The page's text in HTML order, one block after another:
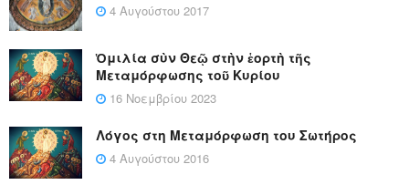
4 Αυγούστου 2017
Ὁμιλία σὺν Θεῷ στὴν ἑορτὴ τῆς
Μεταμόρφωσης τοῦ Κυρίου
16 Νοεμβρίου 2023
Λόγος στη Μεταμόρφωση του Σωτήρος
4 Αυγούστου 2016